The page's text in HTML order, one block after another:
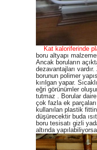
Kat kaloriferinde
boru altyapı
Ancak boruların
dezavantajları
borunun polimer
kırılgan yapar.
eğri görünümler
tutmaz . Borular
çok fazla ek
kullanılan plastik
düşürecektir buda
boru tesisatı gizli
altında